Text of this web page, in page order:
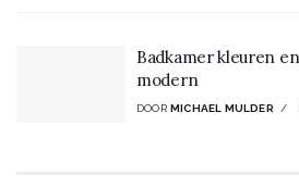
Badkamer kleuren
modern
DOOR MICHAEL MULDER